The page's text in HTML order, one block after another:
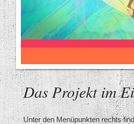
Das Projekt im
Unter den Menüpunkten rechts